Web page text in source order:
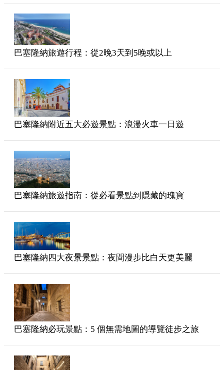
巴塞隆納旅遊行程：從2晚3天到5晚或以上
巴塞隆納附近五大必遊景點：浪漫火車一日遊
巴塞隆納旅遊指南：從必看景點到隱藏的瑰寶
巴塞隆納四大夜景景點：夜間漫步比白天更美麗
巴塞隆納必玩景點：5 個無需地圖的導覽徒步之旅